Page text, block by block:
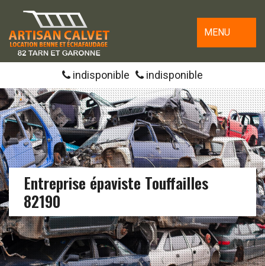
MENU
indisponible indisponible
Entreprise épaviste Touffailles
82190